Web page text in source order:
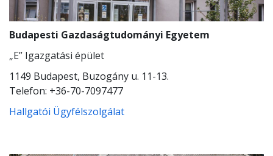
Budapesti Gazdaságtudományi Egyetem
„E” Igazgatási épület
1149 Budapest, Buzogány u. 11-13.
Telefon: +36-70-7097477
Hallgatói Ügyfélszolgálat